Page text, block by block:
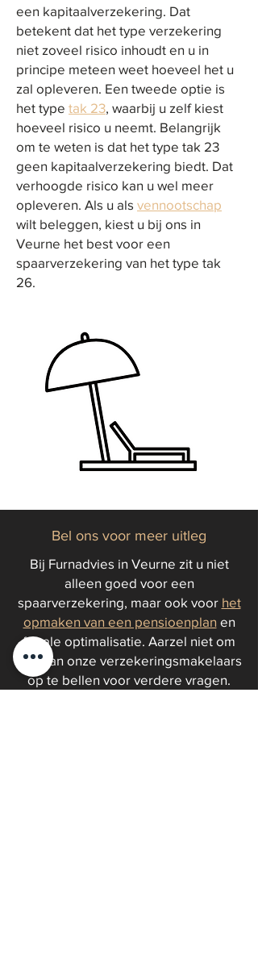
een kapitaalverzekering. Dat
betekent dat het type verzekering
niet zoveel risico inhoudt en u in
principe meteen weet hoeveel het u
zal opleveren. Een tweede optie is
het type tak 23, waarbij u zelf kiest
hoeveel risico u neemt. Belangrijk
om te weten is dat het type tak 23
geen kapitaalverzekering biedt. Dat
verhoogde risico kan u wel meer
opleveren. Als u als vennootschap
wilt beleggen, kiest u bij ons in
Veurne het best voor een
spaarverzekering van het type tak
26.
Bel ons voor meer uitleg
Bij Furnadvies in Veurne zit u niet
alleen goed voor een
spaarverzekering, maar ook voor het
opmaken van een pensioenplan en
fiscale optimalisatie. Aarzel niet om
een van onze verzekeringsmakelaars
op te bellen voor verdere vragen.